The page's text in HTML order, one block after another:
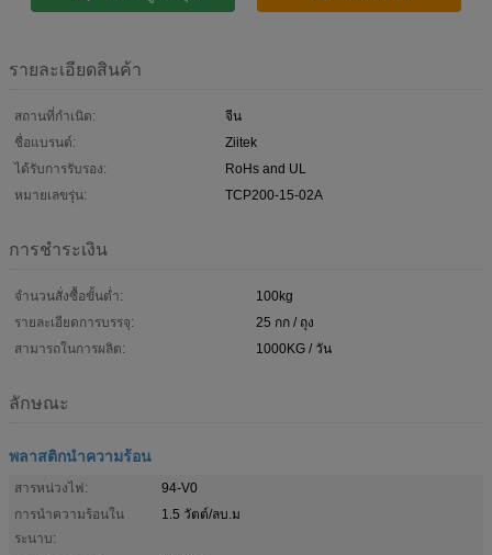
รายละเอียดสินค้า
สถานที่กำเนิด:
จีน
ชื่อแบรนด์:
Ziitek
ได้รับการรับรอง:
RoHs and UL
หมายเลขรุ่น:
TCP200-15-02A
การชำระเงิน
จำนวนสั่งซื้อขั้นต่ำ:
100kg
รายละเอียดการบรรจุ:
25 กก / ถุง
สามารถในการผลิต:
1000KG / วัน
ลักษณะ
พลาสติกนำความร้อน
สารหน่วงไฟ:
94-V0
การนำความร้อนใน
ระนาบ:
1.5 วัตต์/ลบ.ม